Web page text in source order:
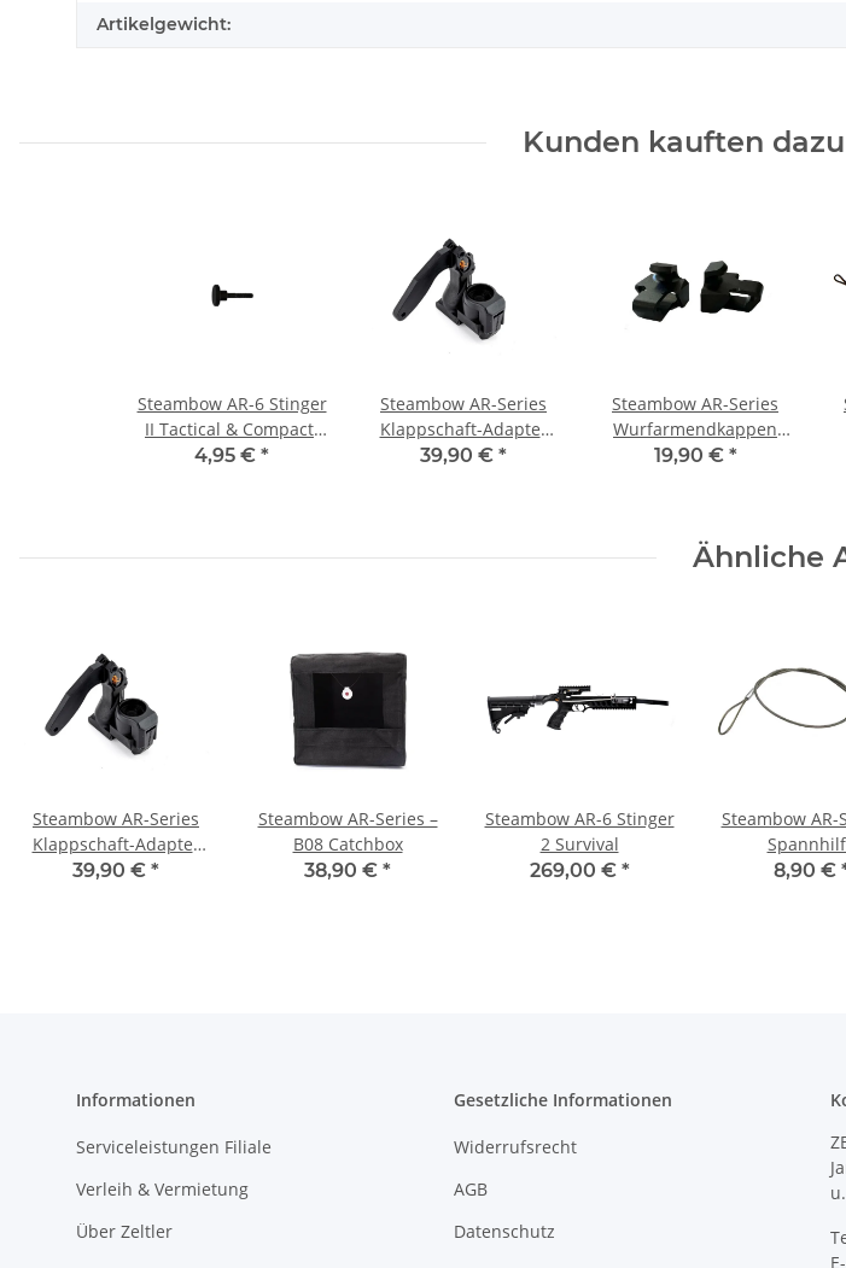
Artikelgewicht:
Kunden kauften
Steambow AR-6 Stinger
II Tactical & Compact:
Rändelschraube für
4,95 € *
Steambow AR-Series
Klappschaft-Adapter
inkl. Schutzring
39,90 € *
Steambow AR-Series
Wurfarmendkappen
Aluminium – Set aus 2
19,90 € *
Ähnliche
Steambow AR-Series
Klappschaft-Adapter
inkl. Schutzring
39,90 € *
Steambow AR-Series –
B08 Catchbox
38,90 € *
Steambow AR-6 Stinger
2 Survival
269,00 € *
Steambow AR-
8,90 €
Informationen
Serviceleistungen Filiale
Verleih & Vermietung
Über Zeltler
Gesetzliche Informationen
Widerrufsrecht
AGB
Datenschutz